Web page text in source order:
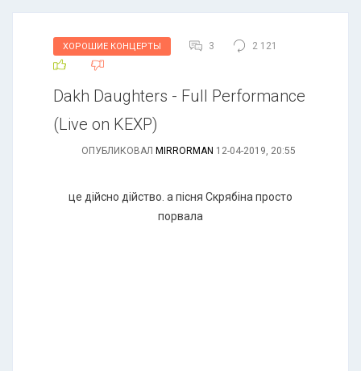
ХОРОШИЕ КОНЦЕРТЫ 3 2 121
Dakh Daughters - Full Performance
(Live on KEXP)
ОПУБЛИКОВАЛ MIRRORMAN 12-04-2019, 20:55
це дійсно дійство. а пісня Скрябіна просто
порвала